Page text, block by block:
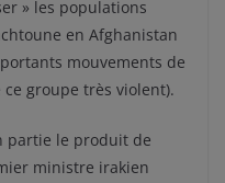
» les populations
en Afghanistan
mouvements de
groupe très violent).
partie le produit de
ministre irakien